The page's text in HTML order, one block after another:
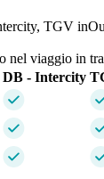
TGV
nel viaggio in
DB - Intercity